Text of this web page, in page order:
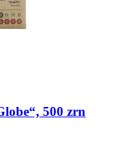
500 zrn